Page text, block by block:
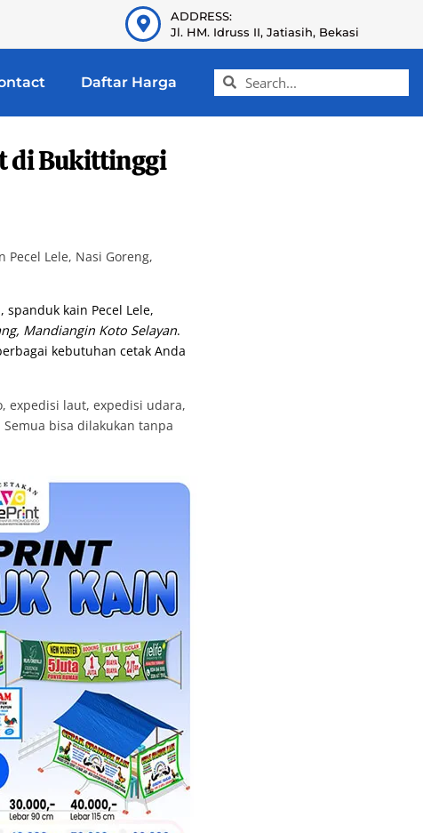
ADDRESS:
Jl. HM. Idruss II, Jatiasih, Bekasi
Daftar Harga
di Bukittinggi
Pecel Lele, Nasi Goreng,
kain Pecel Lele,
Mandiangin Koto Selayan.
kebutuhan cetak Anda
expedisi laut, expedisi udara,
Semua bisa dilakukan tanpa